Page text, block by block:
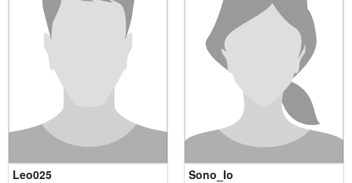
Leo025
Sono_Io